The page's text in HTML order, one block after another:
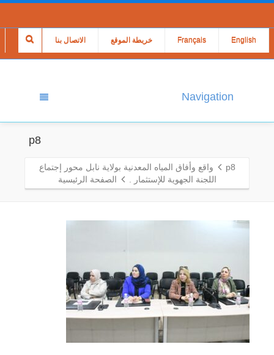
الاتصال بنا خريطة الموقع Français English
Navigation
p8
p8
واقع وأفاق المياه المعدنية بولاية نابل محور إجتماع
اللجنة الجهوية للإستثمار .
الصفحة الرئيسية